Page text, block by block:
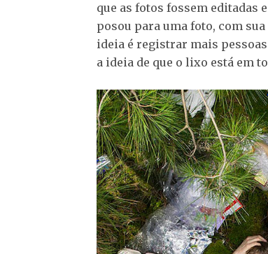
que as fotos fossem editadas
posou para uma foto, com
ideia é registrar mais
a ideia de que o lixo está em